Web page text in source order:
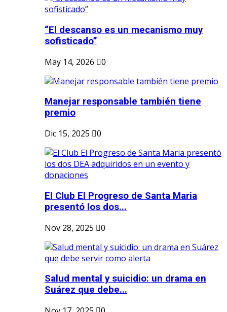
“El descanso es un mecanismo muy
sofisticado”
May 14, 2026
0
Manejar responsable también tiene
premio
Dic 15, 2025
0
El Club El Progreso de Santa Maria
presentó los dos...
Nov 28, 2025
0
Salud mental y suicidio: un drama en
Suárez que debe...